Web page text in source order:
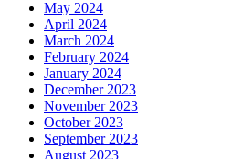
May 2024
April 2024
March 2024
February 2024
January 2024
December 2023
November 2023
October 2023
September 2023
August 2023